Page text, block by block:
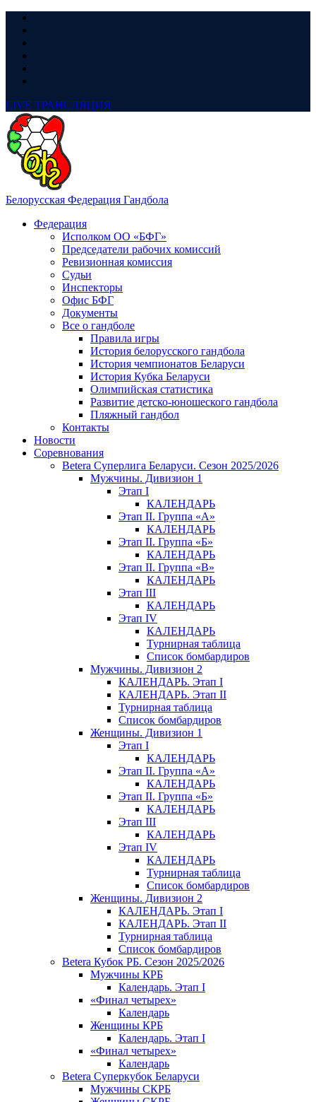
LIVE ТРАНСЛЯЦИЯ
Белорусская Федерация Гандбола
Федерация
Исполком ОО «БФГ»
Председатели рабочих комиссий
Ревизионная комиссия
Судьи
Инспекторы
Офис БФГ
Документы
Все о гандболе
Правила игры
История белорусского гандбола
История чемпионатов Беларуси
История Кубка Беларуси
Олимпийская статистика
Развитие детско-юношеского гандбола
Пляжный гандбол
Контакты
Новости
Соревнования
Betera Суперлига Беларуси. Сезон 2025/2026
Мужчины. Дивизион 1
Этап I
КАЛЕНДАРЬ
Этап II. Группа «А»
КАЛЕНДАРЬ
Этап II. Группа «Б»
КАЛЕНДАРЬ
Этап II. Группа «В»
КАЛЕНДАРЬ
Этап III
КАЛЕНДАРЬ
Этап IV
КАЛЕНДАРЬ
Турнирная таблица
Список бомбардиров
Мужчины. Дивизион 2
КАЛЕНДАРЬ. Этап I
КАЛЕНДАРЬ. Этап II
Турнирная таблица
Список бомбардиров
Женщины. Дивизион 1
Этап I
КАЛЕНДАРЬ
Этап II. Группа «А»
КАЛЕНДАРЬ
Этап II. Группа «Б»
КАЛЕНДАРЬ
Этап III
КАЛЕНДАРЬ
Этап IV
КАЛЕНДАРЬ
Турнирная таблица
Список бомбардиров
Женщины. Дивизион 2
КАЛЕНДАРЬ. Этап I
КАЛЕНДАРЬ. Этап II
Турнирная таблица
Список бомбардиров
Betera Кубок РБ. Сезон 2025/2026
Мужчины КРБ
Календарь. Этап I
«Финал четырех»
Календарь
Женщины КРБ
Календарь. Этап I
«Финал четырех»
Календарь
Betera Суперкубок Беларуси
Мужчины СКРБ